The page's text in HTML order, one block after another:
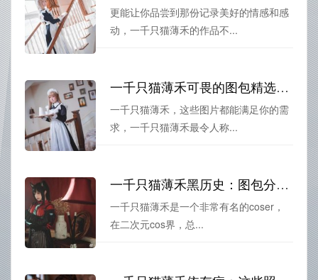
更能让你品尝到那份记录美好的情感和感
动，一千只猫薄禾的作品不...
一千只猫薄禾可畏的图包精选，每张图片都能让你沉醉其中
一千只猫薄禾，这些图片都能满足你的需
求，一千只猫薄禾最令人称...
一千只猫薄禾黑历史：图包分享，让你爱不释手
一千只猫薄禾是一个非常有名的coser，
在二次元cos界，总...